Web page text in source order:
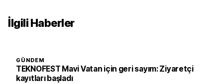
İlgili Haberler
GÜNDEM
TEKNOFEST Mavi Vatan için geri sayım: Ziyaretçi
kayıtları başladı